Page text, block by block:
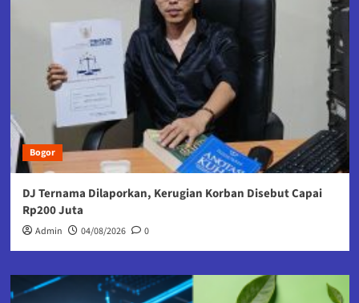
Bogor
DJ Ternama Dilaporkan, Kerugian Korban Disebut Capai
Rp200 Juta
Admin 04/08/2026 0